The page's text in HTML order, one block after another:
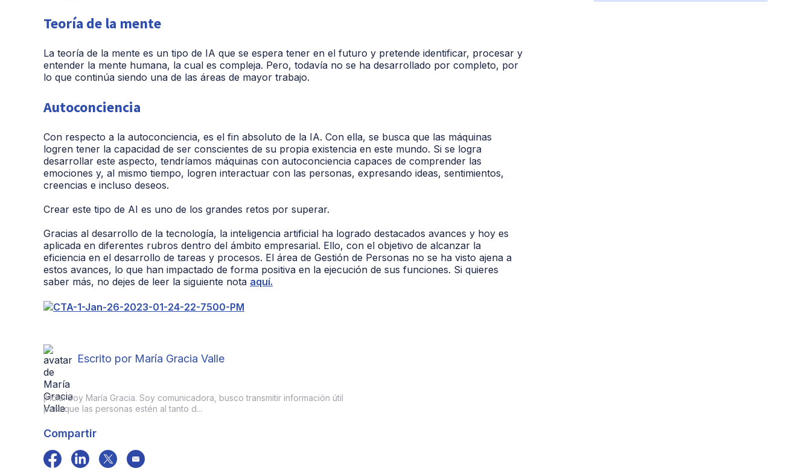
Teoría de la mente
La teoría de la mente es un tipo de IA que se espera tener en el futuro y pretende identificar, procesar y
entender la mente humana, la cual es compleja. Pero, todavía no se ha desarrollado por completo, por
lo que continúa siendo una de las áreas de mayor trabajo.
Autoconciencia
Con respecto a la autoconciencia, es el fin absoluto de la IA. Con ella, se busca que las máquinas
logren tener la capacidad de ser conscientes de su propia existencia en este mundo. Si se logra
desarrollar este aspecto, tendríamos máquinas con autoconciencia capaces de comprender las
emociones y, al mismo tiempo, logren interactuar con las personas, expresando ideas, sentimientos,
creencias e incluso deseos.
Crear este tipo de AI es uno de los grandes retos por superar.
Gracias al desarrollo de la tecnología, la inteligencia artificial ha logrado destacados avances y hoy es
aplicada en diferentes rubros dentro del ámbito empresarial. Ello, con el objetivo de alcanzar la
eficiencia en el desarrollo de tareas y procesos. El área de Gestión de Personas no se ha visto ajena a
estos avances, lo que han impactado de forma positiva en la ejecución de sus funciones. Si quieres
saber más, no dejes de leer la siguiente nota aquí.
Escrito por María Gracia Valle
¡Hola! Soy María Gracia. Soy comunicadora, busco transmitir información útil
para que las personas estén al tanto d...
Compartir